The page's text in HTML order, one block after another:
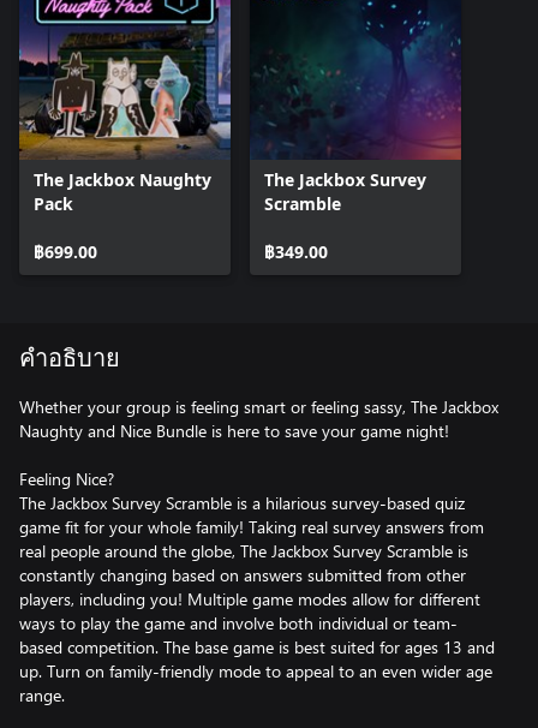
The Jackbox Naughty
Pack
฿699.00
The Jackbox Survey
Scramble
฿349.00
คำอธิบาย
Whether your group is feeling smart or feeling sassy, The Jackbox
Naughty and Nice Bundle is here to save your game night!
Feeling Nice?
The Jackbox Survey Scramble is a hilarious survey-based quiz
game fit for your whole family! Taking real survey answers from
real people around the globe, The Jackbox Survey Scramble is
constantly changing based on answers submitted from other
players, including you! Multiple game modes allow for different
ways to play the game and involve both individual or team-
based competition. The base game is best suited for ages 13 and
up. Turn on family-friendly mode to appeal to an even wider age
range.